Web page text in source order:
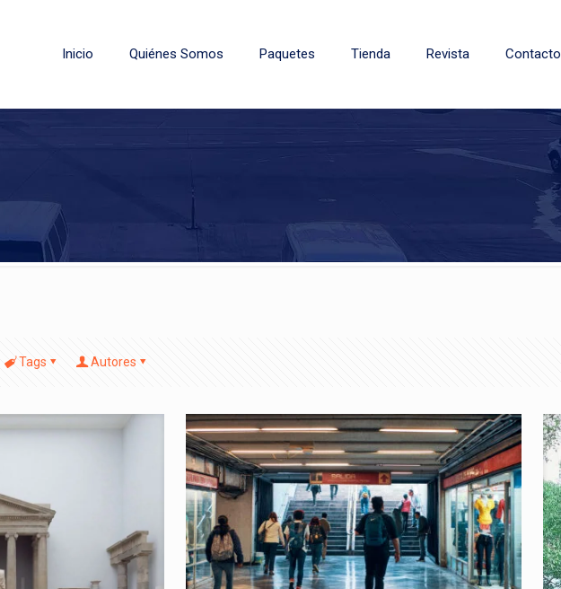
Inicio Quiénes Somos Paquetes Tienda Revista Contacto
Tags Autores